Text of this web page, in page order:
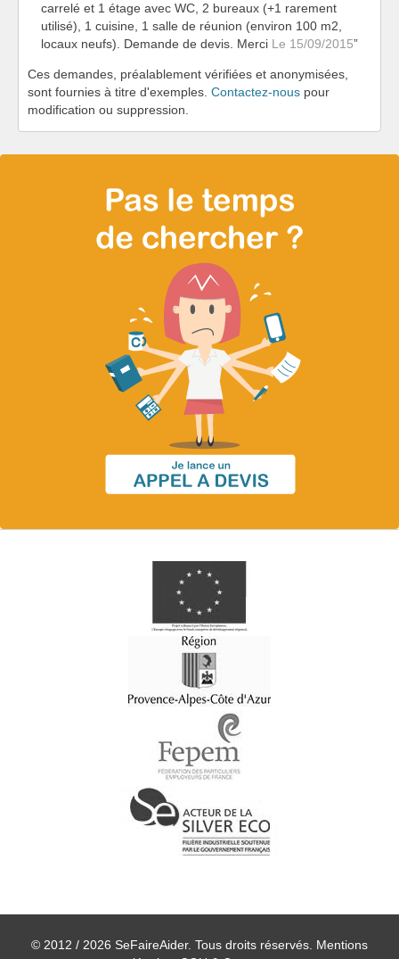
carrelé et 1 étage avec WC, 2 bureaux (+1 rarement
utilisé), 1 cuisine, 1 salle de réunion (environ 100 m2,
locaux neufs). Demande de devis. Merci Le 15/09/2015
Ces demandes, préalablement vérifiées et anonymisées,
sont fournies à titre d'exemples. Contactez-nous pour
modification ou suppression.
© 2012 / 2026 SeFaireAider. Tous droits réservés. Mentions